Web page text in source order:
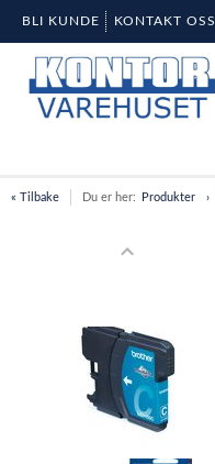
BLI KUNDE KONTAKT OSS
« Tilbake Du er her: Produkter